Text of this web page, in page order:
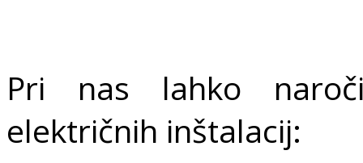
Pri nas lahko
električnih inštalacij: